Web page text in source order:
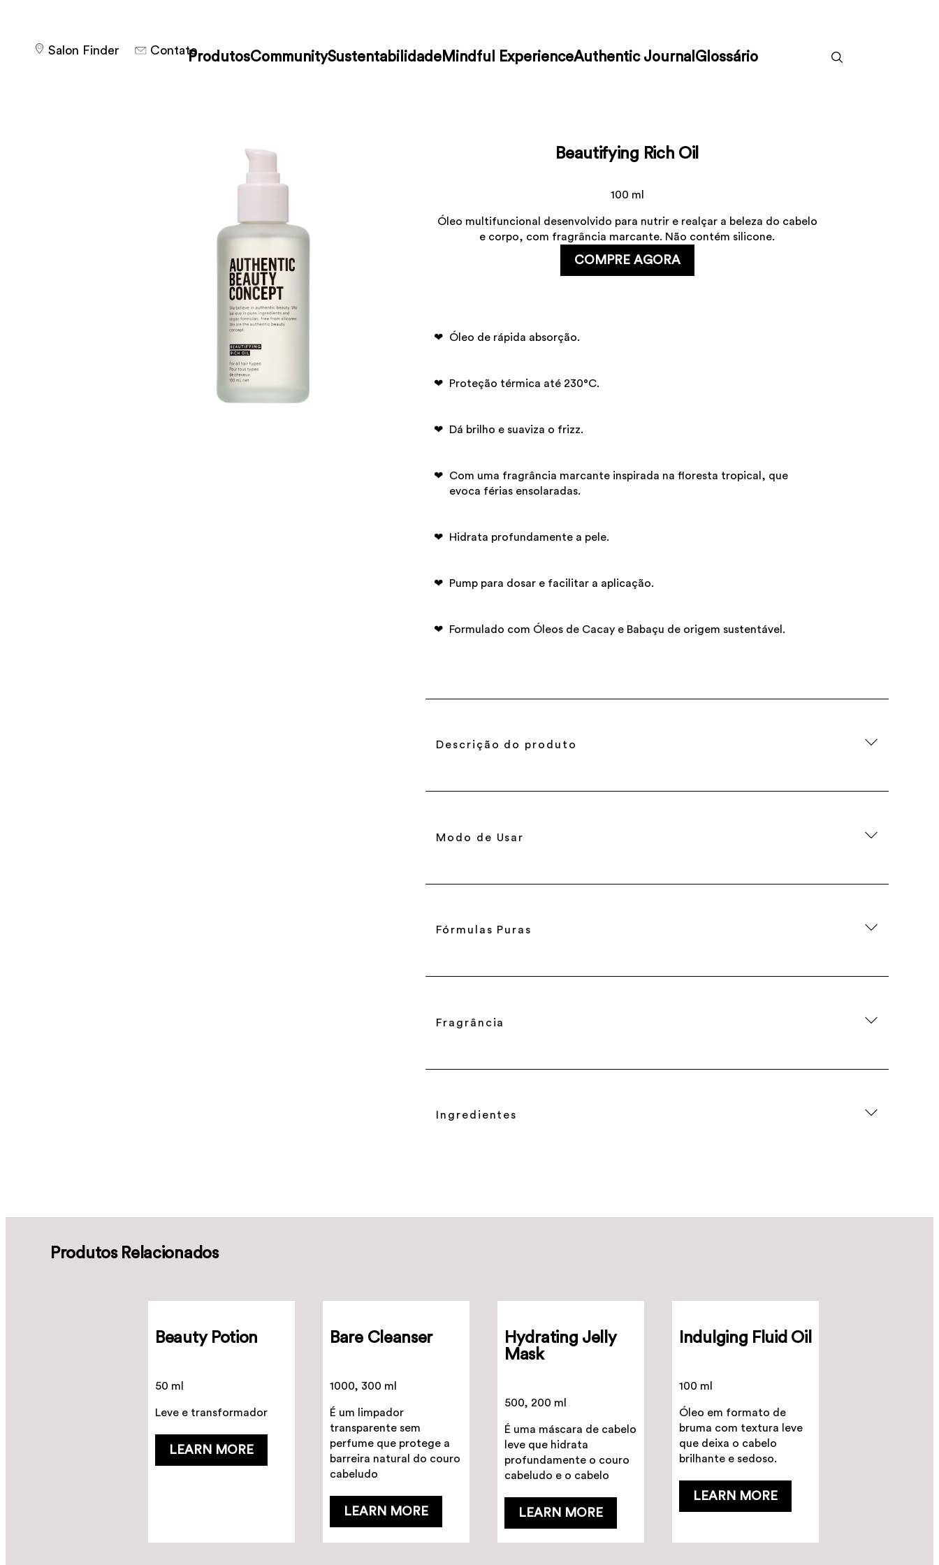
ProdutosCommunitySustentabilidadeMindful ExperienceAuthentic Journal Glossário
Salon Finder Contato
Beautifying Rich Oil
100 ml
Óleo multifuncional desenvolvido para nutrir e realçar a beleza do cabelo
e corpo, com fragrância marcante. Não contém silicone.
COMPRE AGORA
Óleo de rápida absorção.
Proteção térmica até 230°C.
Dá brilho e suaviza o frizz.
Com uma fragrância marcante inspirada na floresta tropical, que
evoca férias ensolaradas.
Hidrata profundamente a pele.
Pump para dosar e facilitar a aplicação.
Formulado com Óleos de Cacay e Babaçu de origem sustentável.
Descrição do produto
Modo de Usar
Fórmulas Puras
Fragrância
Ingredientes
Produtos Relacionados
Beauty Potion
50 ml
Leve e transformador
LEARN MORE
Bare Cleanser
1000, 300 ml
É um limpador
transparente sem
perfume que protege a
barreira natural do couro
cabeludo
LEARN MORE
Hydrating Jelly
Mask
500, 200 ml
É uma máscara de cabelo
leve que hidrata
profundamente o couro
cabeludo e o cabelo
LEARN MORE
Indulging Fluid Oil
100 ml
Óleo em formato de
bruma com textura leve
que deixa o cabelo
brilhante e sedoso.
LEARN MORE